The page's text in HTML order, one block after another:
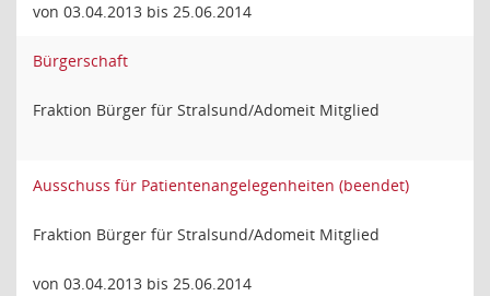
von 03.04.2013 bis 25.06.2014
Bürgerschaft
Fraktion Bürger für Stralsund/Adomeit Mitglied
Ausschuss für Patientenangelegenheiten (beendet)
Fraktion Bürger für Stralsund/Adomeit Mitglied
von 03.04.2013 bis 25.06.2014